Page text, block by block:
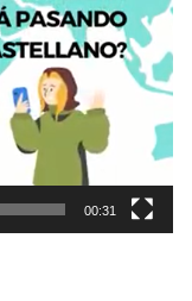
00:31